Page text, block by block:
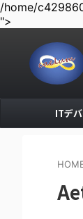
/home/
">
ITデ